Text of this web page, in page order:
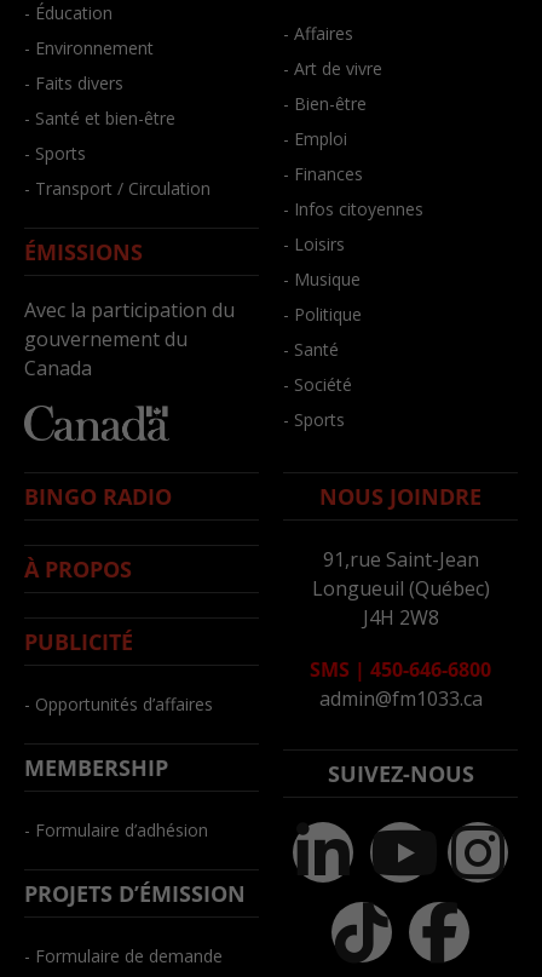
- Éducation
- Environnement
- Faits divers
- Santé et bien-être
- Sports
- Transport / Circulation
ÉMISSIONS
Avec la participation du
gouvernement du
Canada
- Affaires
- Art de vivre
- Bien-être
- Emploi
- Finances
- Infos citoyennes
- Loisirs
- Musique
- Politique
- Santé
- Société
- Sports
BINGO RADIO
À PROPOS
PUBLICITÉ
- Opportunités d’affaires
MEMBERSHIP
- Formulaire d’adhésion
PROJETS D’ÉMISSION
- Formulaire de demande
NOUS JOINDRE
91,rue Saint-Jean
Longueuil (Québec)
J4H 2W8
SMS | 450-646-6800
admin@fm1033.ca
SUIVEZ-NOUS